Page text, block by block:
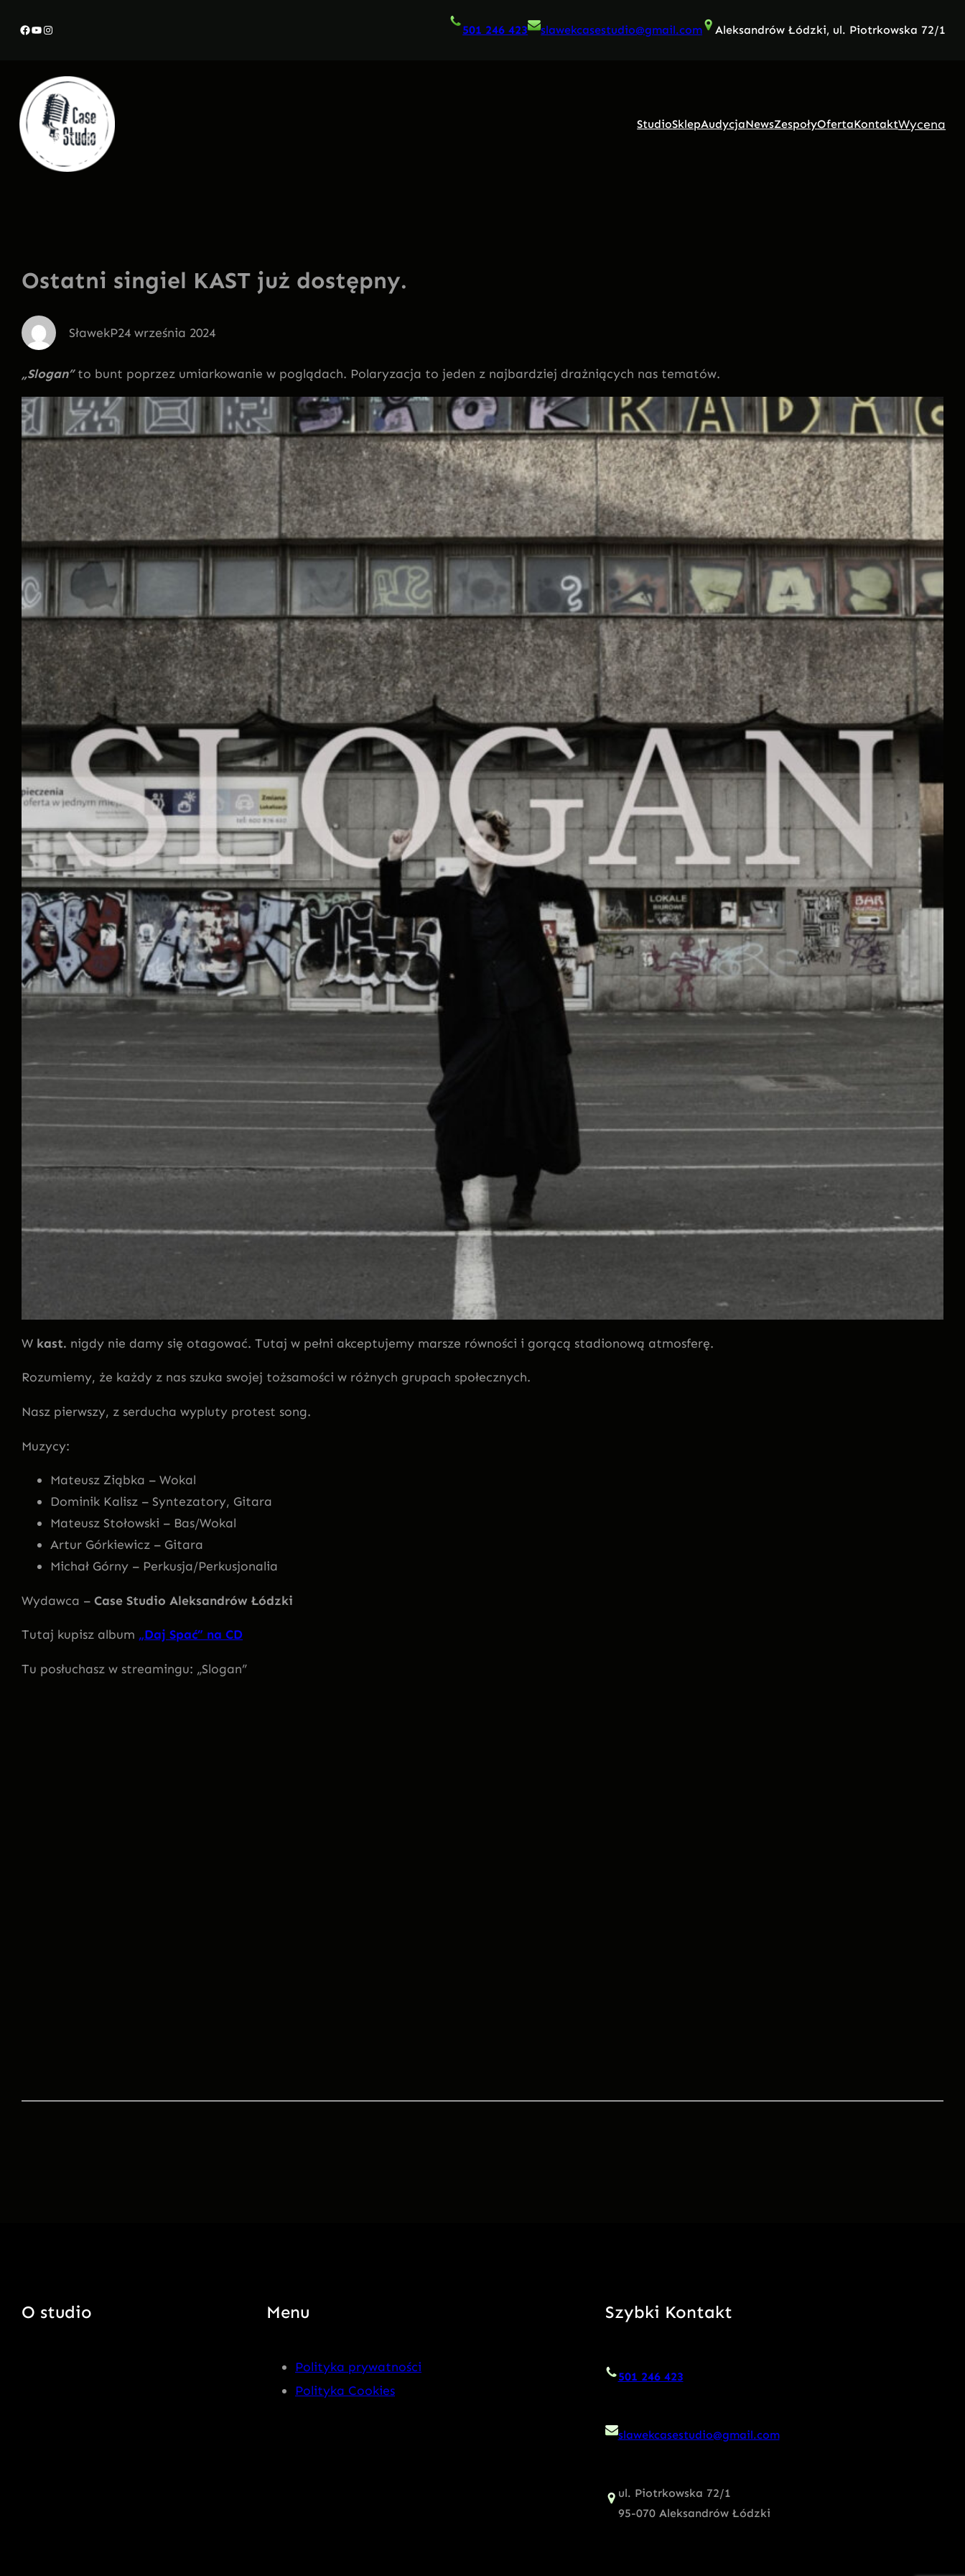
Facebook
YouTube
Instagram 501 246 423 slawekcasestudio@gmail.com Aleksandrów Łódzki, ul. Piotrkowska 72/1
StudioSklepAudycjaNewsZespołyOfertaKontaktWycena
Ostatni singiel KAST już dostępny.
SławekP24 września 2024
„Slogan” to bunt poprzez umiarkowanie w poglądach. Polaryzacja to jeden z najbardziej drażniących nas tematów.
W kast. nigdy nie damy się otagować. Tutaj w pełni akceptujemy marsze równości i gorącą stadionową atmosferę.
Rozumiemy, że każdy z nas szuka swojej tożsamości w różnych grupach społecznych.
Nasz pierwszy, z serducha wypluty protest song.
Muzycy:
Mateusz Ziąbka – Wokal
Dominik Kalisz – Syntezatory, Gitara
Mateusz Stołowski – Bas/Wokal
Artur Górkiewicz – Gitara
Michał Górny – Perkusja/Perkusjonalia
Wydawca – Case Studio Aleksandrów Łódzki
Tutaj kupisz album „Daj Spać” na CD
Tu posłuchasz w streamingu: „Slogan”
O studio Menu
Polityka prywatności
Polityka Cookies
Szybki Kontakt
501 246 423
slawekcasestudio@gmail.com
ul. Piotrkowska 72/1
95-070 Aleksandrów Łódzki